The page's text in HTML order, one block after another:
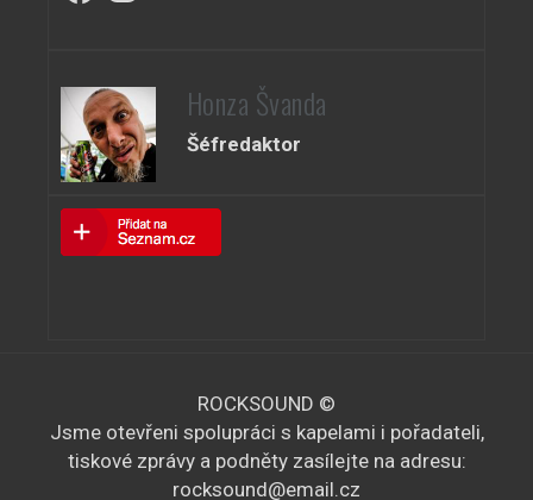
Honza Švanda
Šéfredaktor
ROCKSOUND ©
Jsme otevřeni spolupráci s kapelami i pořadateli,
tiskové zprávy a podněty zasílejte na adresu:
rocksound@email.cz